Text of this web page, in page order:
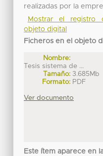
realizadas por la
Mostrar el registro
objeto digital
Ficheros en el objeto
Nombre:
Tesis sistema de ...
Tamaño: 3.685Mb
Formato: PDF
Ver documento
Este ítem aparece en